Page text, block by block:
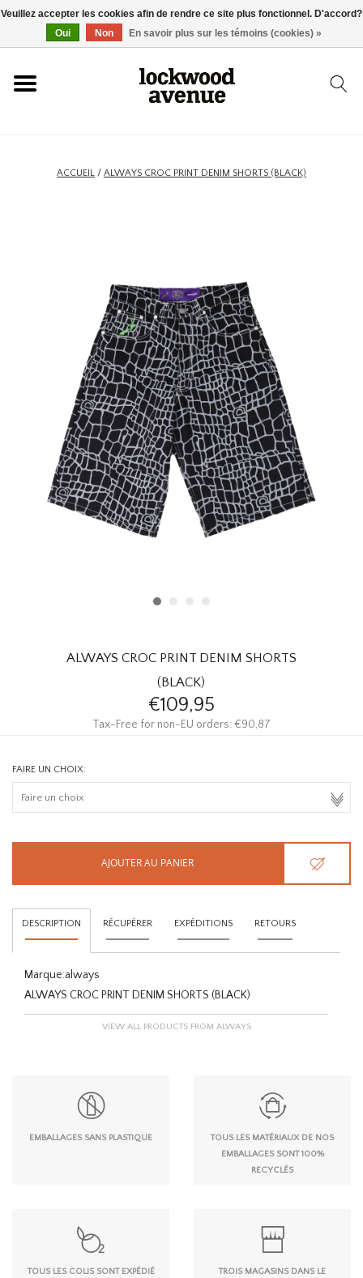
ACCUEIL
NOUVEAU
MARQUES
ACCUEIL / ALWAYS CROC PRINT DENIM SHORTS (BLACK)
ALWAYS CROC PRINT DENIM SHORTS
(BLACK)
€109,95
Tax-Free for non-EU orders: €90,87
FAIRE UN CHOIX:
AJOUTER AU PANIER
DESCRIPTION RÉCUPÉRER EXPÉDITIONS RETOURS
Marque:always
ALWAYS CROC PRINT DENIM SHORTS (BLACK)
VIEW ALL PRODUCTS FROM ALWAYS
EMBALLAGES SANS PLASTIQUE
TOUS LES MATÉRIAUX DE NOS
EMBALLAGES SONT 100%
RECYCLÉS
TOUS LES COLIS SONT EXPÉDIÉ
TROIS MAGASINS DANS LE
Veuillez accepter les cookies afin de rendre ce site plus fonctionnel. D'accord?
Oui
Non En savoir plus sur les témoins (cookies) »